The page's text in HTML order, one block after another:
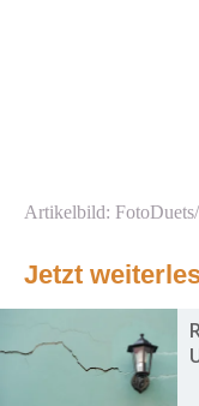
Artikelbild:
Jetzt